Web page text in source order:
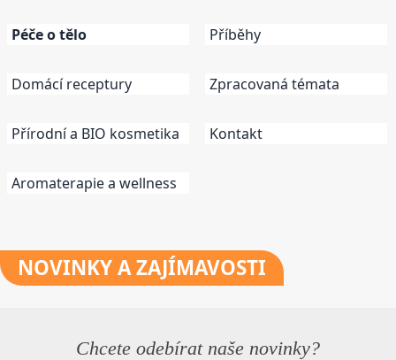
Péče o tělo
Domácí receptury
Přírodní a BIO kosmetika
Aromaterapie a wellness
Příběhy
Zpracovaná témata
Kontakt
NOVINKYA ZAJÍMAVOSTI
Chcete odebírat naše novinky?